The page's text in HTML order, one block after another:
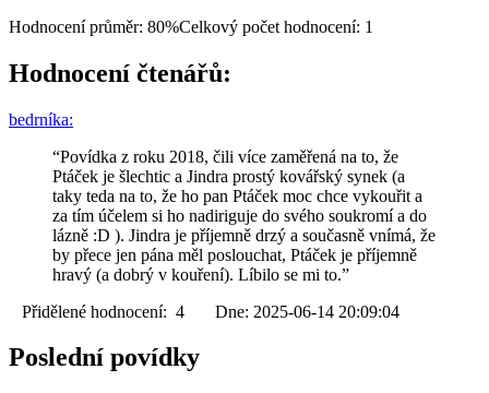
Hodnocení průměr: 80%Celkový počet hodnocení: 1
Hodnocení čtenářů:
bedrníka:
“Povídka z roku 2018, čili více zaměřená na to, že
Ptáček je šlechtic a Jindra prostý kovářský synek (a
taky teda na to, že ho pan Ptáček moc chce vykouřit a
za tím účelem si ho nadiriguje do svého soukromí a do
lázně :D ). Jindra je příjemně drzý a současně vnímá, že
by přece jen pána měl poslouchat, Ptáček je příjemně
hravý (a dobrý v kouření). Líbilo se mi to.”
Přidělené hodnocení: 4 Dne: 2025-06-14 20:09:04
Poslední povídky